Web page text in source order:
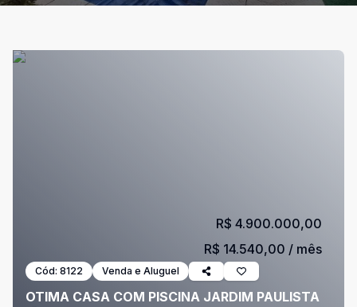
Cód: 8122 Venda e Aluguel
OTIMA CASA COM PISCINA JARDIM PAULISTA
R$ 4.900.000,00
R$ 14.540,00 / mês